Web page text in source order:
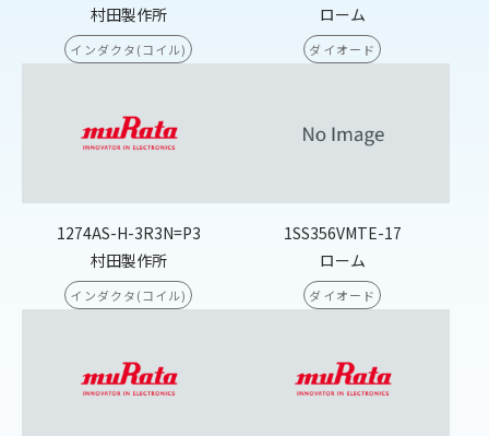
村田製作所
インダクタ(コイル)
ローム
ダイオード
1274AS-H-3R3N=P3
村田製作所
インダクタ(コイル)
1SS356VMTE-17
ローム
ダイオード